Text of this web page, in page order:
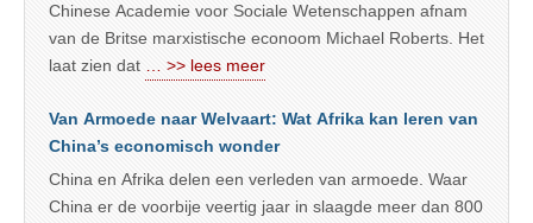
Chinese Academie voor Sociale Wetenschappen afnam
van de Britse marxistische econoom Michael Roberts. Het
laat zien dat … >> lees meer
Van Armoede naar Welvaart: Wat Afrika kan leren van
China’s economisch wonder
China en Afrika delen een verleden van armoede. Waar
China er de voorbije veertig jaar in slaagde meer dan 800